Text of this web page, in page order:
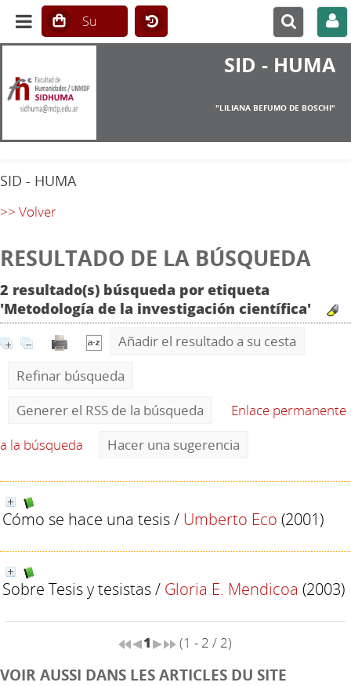
SID - HUMA
"LILIANA BEFUMO DE BOSCHI"
SID - HUMA
>> Volver
RESULTADO DE LA BÚSQUEDA
2 resultado(s) búsqueda por etiqueta
'Metodología de la investigación científica'
Añadir el resultado a su cesta
Refinar búsqueda
Generer el RSS de la búsqueda
Enlace permanente
a la búsqueda
Hacer una sugerencia
Cómo se hace una tesis/ Umberto Eco (2001)
Sobre Tesis y tesistas/ Gloria E. Mendicoa (2003)
1 (1 - 2 / 2)
VOIR AUSSI DANS LES ARTICLES DU SITE